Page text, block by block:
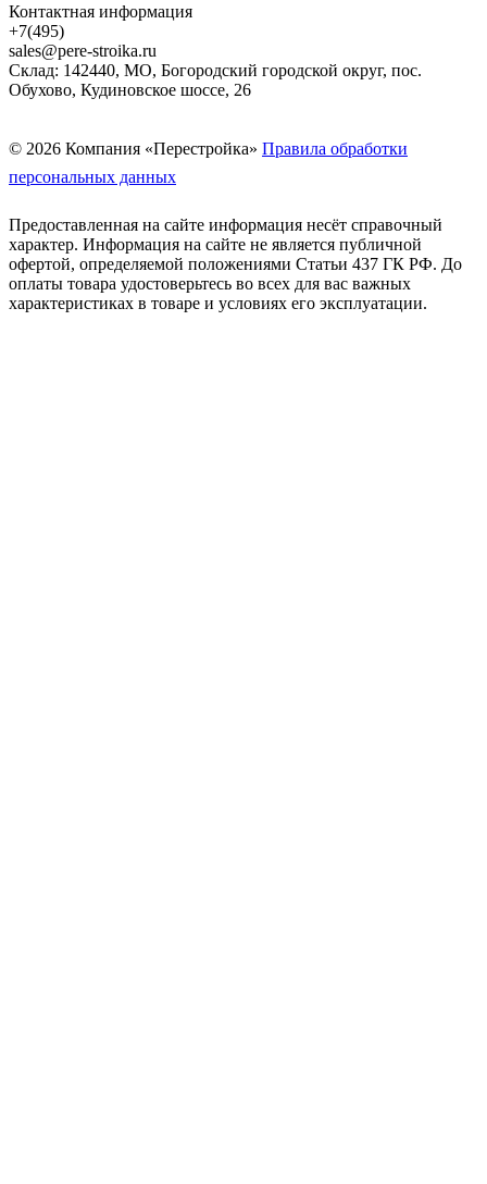
Контактная информация
+7(495)
sales@pere-stroika.ru
Склад: 142440, МО, Богородский городской округ, пос.
Обухово, Кудиновское шоссе, 26
© 2026 Компания «Перестройка» Правила обработки
персональных данных
Предоставленная на сайте информация несёт справочный
характер. Информация на сайте не является публичной
офертой, определяемой положениями Статьи 437 ГК РФ. До
оплаты товара удостоверьтесь во всех для вас важных
характеристиках в товаре и условиях его эксплуатации.